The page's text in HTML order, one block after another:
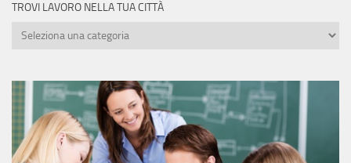
TROVI LAVORO NELLA TUA CITTÀ
Trovi
tua
città